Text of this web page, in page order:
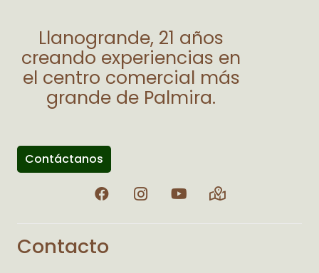
Llanogrande, 21 años
creando experiencias en
el centro comercial más
grande de Palmira.
Contáctanos
Contacto